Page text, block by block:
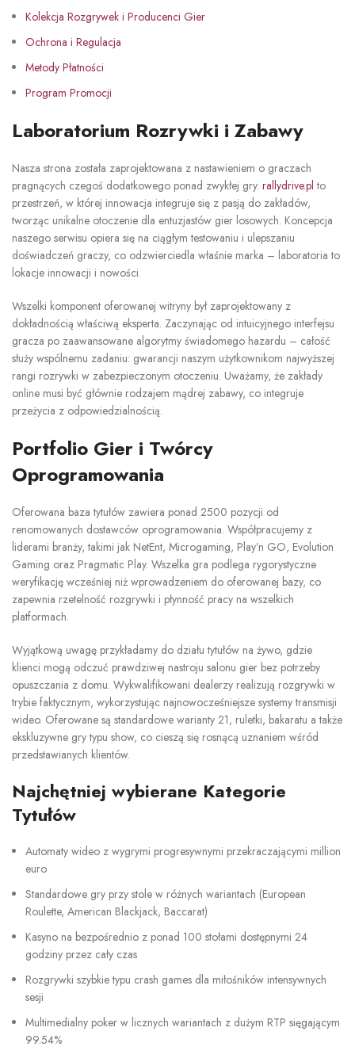
Kolekcja Rozgrywek i Producenci Gier
Ochrona i Regulacja
Metody Płatności
Program Promocji
Laboratorium Rozrywki i Zabawy
Nasza strona została zaprojektowana z nastawieniem o graczach
pragnących czegoś dodatkowego ponad zwykłej gry. rallydrive.pl to
przestrzeń, w której innowacja integruje się z pasją do zakładów,
tworząc unikalne otoczenie dla entuzjastów gier losowych. Koncepcja
naszego serwisu opiera się na ciągłym testowaniu i ulepszaniu
doświadczeń graczy, co odzwierciedla właśnie marka – laboratoria to
lokacje innowacji i nowości.
Wszelki komponent oferowanej witryny był zaprojektowany z
dokładnością właściwą eksperta. Zaczynając od intuicyjnego interfejsu
gracza po zaawansowane algorytmy świadomego hazardu – całość
służy wspólnemu zadaniu: gwarancji naszym użytkownikom najwyższej
rangi rozrywki w zabezpieczonym otoczeniu. Uważamy, że zakłady
online musi być głównie rodzajem mądrej zabawy, co integruje
przeżycia z odpowiedzialnością.
Portfolio Gier i Twórcy
Oprogramowania
Oferowana baza tytułów zawiera ponad 2500 pozycji od
renomowanych dostawców oprogramowania. Współpracujemy z
liderami branży, takimi jak NetEnt, Microgaming, Play’n GO, Evolution
Gaming oraz Pragmatic Play. Wszelka gra podlega rygorystyczne
weryfikację wcześniej niż wprowadzeniem do oferowanej bazy, co
zapewnia rzetelność rozgrywki i płynność pracy na wszelkich
platformach.
Wyjątkową uwagę przykładamy do działu tytułów na żywo, gdzie
klienci mogą odczuć prawdziwej nastroju salonu gier bez potrzeby
opuszczania z domu. Wykwalifikowani dealerzy realizują rozgrywki w
trybie faktycznym, wykorzystując najnowocześniejsze systemy transmisji
wideo. Oferowane są standardowe warianty 21, ruletki, bakaratu a także
ekskluzywne gry typu show, co cieszą się rosnącą uznaniem wśród
przedstawianych klientów.
Najchętniej wybierane Kategorie
Tytułów
Automaty wideo z wygrymi progresywnymi przekraczającymi million
euro
Standardowe gry przy stole w różnych wariantach (European
Roulette, American Blackjack, Baccarat)
Kasyno na bezpośrednio z ponad 100 stołami dostępnymi 24
godziny przez cały czas
Rozgrywki szybkie typu crash games dla miłośników intensywnych
sesji
Multimedialny poker w licznych wariantach z dużym RTP sięgającym
99.54%